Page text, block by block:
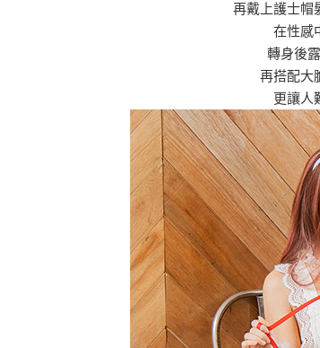
再戴上護士帽
在性感
轉身後
再搭配大
更讓人